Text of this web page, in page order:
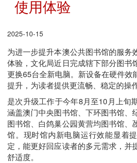
使用体验
2025-10-15
为进一步提升本澳公共图书馆的服务
体验，文化局近日完成辖下部分图书
更换65台全新电脑。新设备在硬件效
提升，为读者提供更流畅、稳定的操
是次升级工作于今年8月至10月上旬
涵盖澳门中央图书馆、下环图书馆、
图书馆、白鸽巢公园黄营均图书馆、
馆。现时馆内新电脑运行效能显着
定，能更好回应读者的多元需求，并
舒适度。